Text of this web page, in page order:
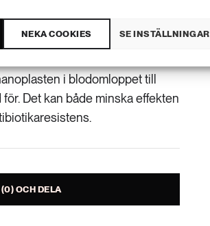
NEKA COOKIES SE INSTÄLLNINGAR
vid Institutionen för
pressmeddelande från lärosätet.
antibiotikan”. En risk som
i blodomloppet till
Det kan både minska effekten
OCH DELA